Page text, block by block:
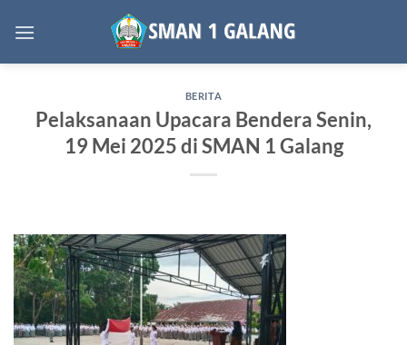
BERITA
Pelaksanaan Upacara Bendera Senin,
19 Mei 2025 di SMAN 1 Galang